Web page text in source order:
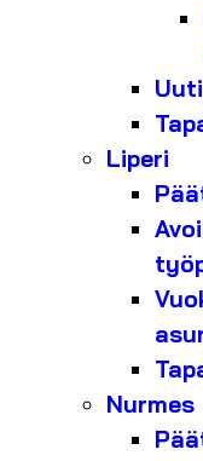
Liperi
Nurmes